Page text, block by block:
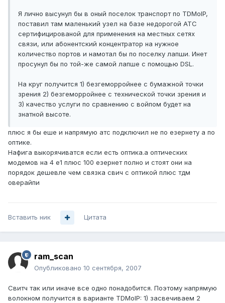
Я лично высунул бы в оный поселок транспорт по TDMoIP,
поставил там маленький узел на базе недорогой АТС
сертифицированой для применения на местных сетях
связи, или абонентский концентратор на нужное
количество портов и намотал бы по поселку лапши. Инет
просунул бы по той-же самой лапше с помощью DSL.
На круг получится 1) безгеморройнее с бумажной точки
зрения 2) безгеморройнее с технической точки зрения и
3) качество услуги по сравнению с войпом будет на
знатной высоте.
плюс я бы еше и напрямую атс подключил не по езернету а по
оптике.
Нафига выкорячиватся если есть оптика.а оптических
модемов на 4 е1 плюс 100 езернет полно и стоят они на
порядок дешевле чем связка свич с оптикой плюс тдм
оверайпи
Вставить ник Цитата
ram_scan
Опубликовано 10 сентября, 2007
Свитч так или иначе все одно понадобится. Поэтому напрямую
волокном получится в варианте TDMoIP: 1) засвечиваем 2